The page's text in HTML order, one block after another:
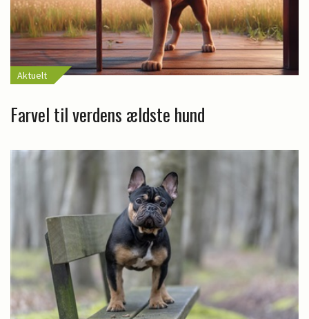
Aktuelt
Farvel til verdens ældste hund